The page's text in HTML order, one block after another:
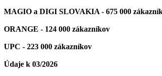
MAGIO a DIGI SLOVAKIA - 675 000
ORANGE - 124 000 zákazníkov
UPC - 223 000 zákazníkov
Údaje k 03/2026